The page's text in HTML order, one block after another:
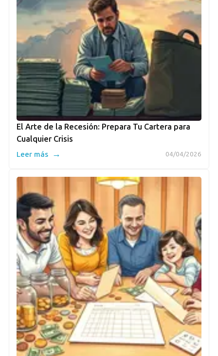
El Arte de la Recesión: Prepara Tu Cartera para
Cualquier Crisis
04/04/2026
Leer más →